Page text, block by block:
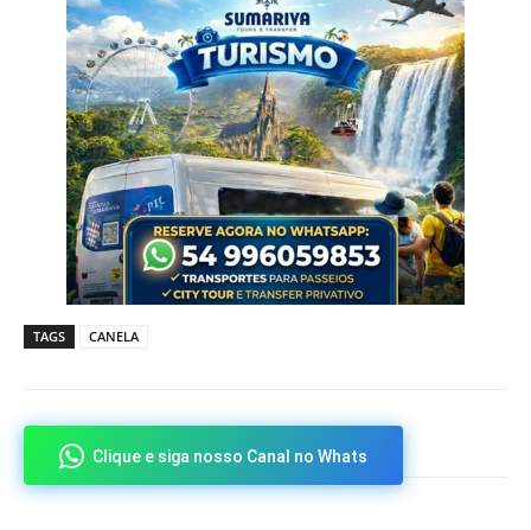
TAGS CANELA
Clique e siga nosso Canal no Whats